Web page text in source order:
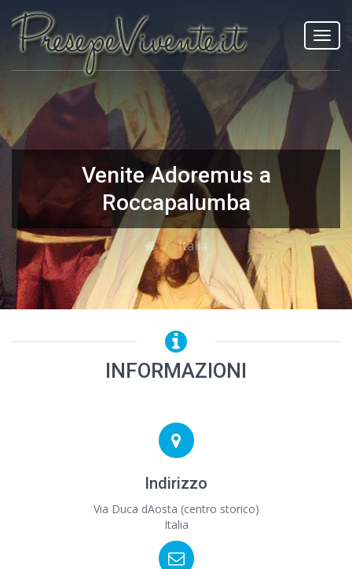
Venite Adoremus a
Roccapalumba
Italia
INFORMAZIONI
Indirizzo
Via Duca dAosta (centro storico)
Italia